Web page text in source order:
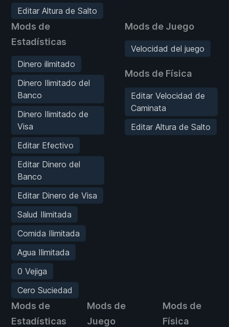
Editar Altura de Salto
Mods de
Estadísticas
Dinero ilimitado
Dinero Ilimitado del
Banco
Dinero Ilimitado de
Visa
Editar Efectivo
Editar Dinero del
Banco
Editar Dinero de Visa
Salud Ilimitada
Comida Ilimitada
Agua Ilimitada
0 Vejiga
Cero Suciedad
Mods de Juego
Velocidad del juego
Mods de Física
Editar Velocidad de
Caminata
Editar Altura de Salto
Mods de
Estadísticas
Mods de
Juego
Mods de
Física